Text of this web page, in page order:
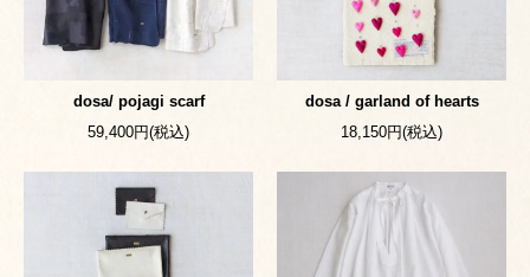
dosa/ pojagi scarf
59,400円(税込)
dosa / garland of hearts
18,150円(税込)